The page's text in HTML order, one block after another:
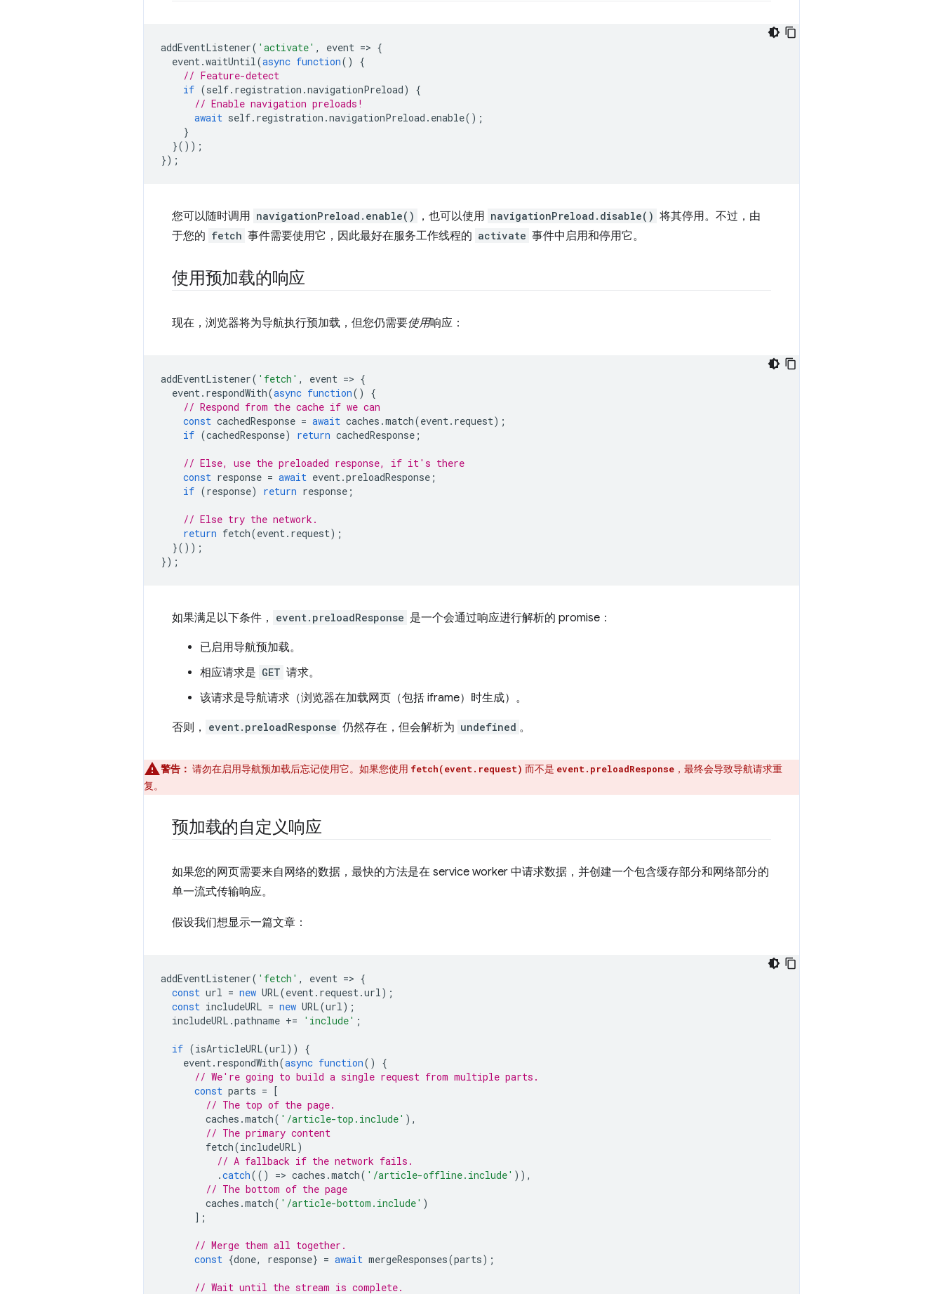
addEventListener( 'activate' , event => {
event.waitUntil(async function()
{
// Feature-detect
if (self. registration .navigationPreload)
{
// Enable navigation preloads!
await self. registration .navigationPreload . enable();
}
}());
});
您可以随时调用 navigationPreload.enable() ，也可以使用 navigationPreload.disable() 将其停用。不过，由
于您的 fetch 事件需要使用它，因此最好在服务工作线程的 activate 事件中启用和停用它。
使用预加载的响应
现在，浏览器将为导航执行预加载，但您仍需要使用响应：
addEventListener( 'fetch' , event => {
event. respondWith(async function()
{
// Respond from the cache if we can
const cachedResponse = await caches .match(event. request);
if (cachedResponse) return cachedResponse ;
// Else, use the preloaded response, if it's there
const response = await event.preloadResponse ;
if (response) return response ;
// Else try the network.
return fetch(event. request);
}());
});
如果满足以下条件， event.preloadResponse 是一个会通过响应进行解析的 promise：
已启用导航预加载。
相应请求是 GET 请求。
该请求是导航请求（浏览器在加载网页（包括 iframe）时生成）。
否则， event.preloadResponse 仍然存在，但会解析为 undefined 。
警告： 请勿在启用导航预加载后忘记使用它。如果您使用 fetch(event.request) 而不是 event.preloadResponse ，最终会导致导航请求重
复。
预加载的自定义响应
如果您的网页需要来自网络的数据，最快的方法是在 service worker 中请求数据，并创建一个包含缓存部分和网络部分的
单一流式传输响应。
假设我们想显示一篇文章：
addEventListener( 'fetch' , event => {
const url = new URL(event. request.url);
const includeURL = new URL(url);
includeURL .pathname += 'include' ;
if (isArticleURL(url))
{
event. respondWith(async function()
{
// We're going to build a single request from multiple parts.
const parts = [
// The top of the page.
caches .match( '/article-top.include' ),
// The primary content
fetch(includeURL)
// A fallback if the network fails.
.catch(() => caches .match( '/article-offline.include' )),
// The bottom of the page
caches .match( '/article-bottom.include' )
];
// Merge them all together.
const {done, response} = await mergeResponses(parts);
// Wait until the stream is complete.